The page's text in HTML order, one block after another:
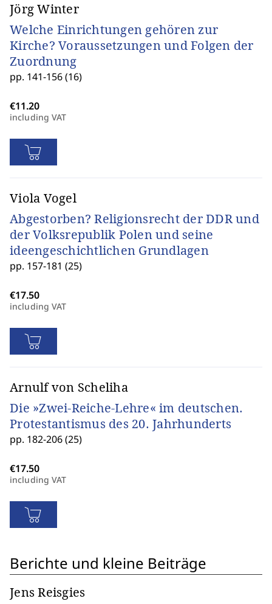
Jörg Winter
Welche Einrichtungen gehören zur
Kirche? Voraussetzungen und Folgen der
Zuordnung
pp. 141-156 (16)
including VAT
Viola Vogel
Abgestorben? Religionsrecht der DDR und
der Volksrepublik Polen und seine
ideengeschichtlichen Grundlagen
pp. 157-181 (25)
including VAT
Arnulf von Scheliha
Die »Zwei-Reiche-Lehre« im deutschen.
Protestantismus des 20. Jahrhunderts
pp. 182-206 (25)
including VAT
Berichte und kleine Beiträge
Jens Reisgies